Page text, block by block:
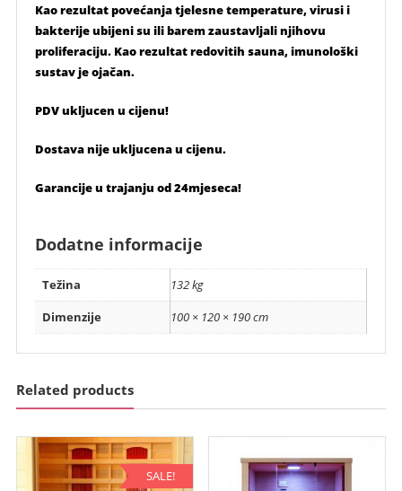
Kao rezultat povećanja tjelesne temperature, virusi i
bakterije ubijeni su ili barem zaustavljali njihovu
proliferaciju. Kao rezultat redovitih sauna, imunološki
sustav je ojačan.
PDV ukljucen u cijenu!
Dostava nije ukljucena u cijenu.
Garancije u trajanju od 24mjeseca!
Dodatne informacije
Težina
132 kg
Dimenzije
100 × 120 × 190 cm
Related products
SALE!